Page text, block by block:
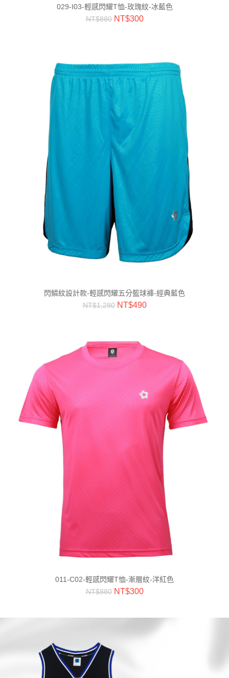
029-I03-輕感閃耀T恤-玫瑰紋-冰藍色
NT$880 NT$300
閃鱗紋設計款-輕感閃耀五分籃球褲-經典藍色
NT$1,280 NT$490
011-C02-輕感閃耀T恤-漸層紋-洋紅色
NT$880 NT$300